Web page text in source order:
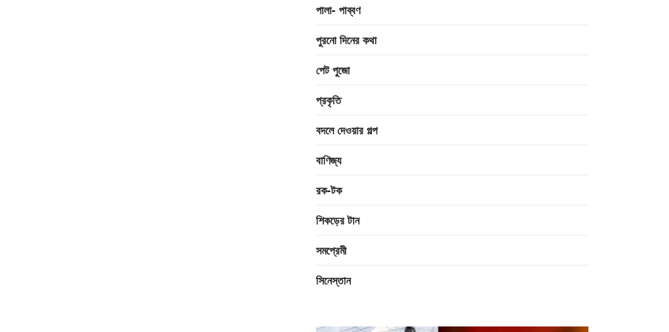
পালা- পাব্বণ
পুরনো দিনের কথা
পেট পুজো
প্রকৃতি
বদলে দেওয়ার গল্প
বাণিজ্য
রক-টক
শিকড়ের টান
সমপ্রেমী
সিনেস্তান